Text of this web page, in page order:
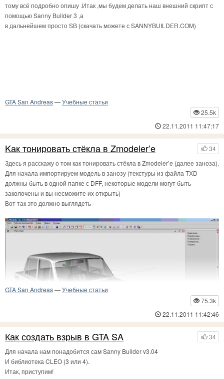
тому всё подробно опишу .Итак ,мы будем делать наш внешний скрипт с
помощью Sanny Builder 3 ,а
в дальнейшем просто SB (скачать можете с SANNYBUILDER.COM)
GTA San Andreas—Учебные статьи
25.5k
22.11.2011 11:47:17
34
Kак тонировать стёкла в Zmodeler’e
Здесь я расскажу о том как тонировать стёкла в Zmodeler’e (далее заноза).
Для начала импортируем модель в занозу (текстуры из файла TXD
должны быть в одной папке с DFF, некоторые модели могут быть
заколочены и вы несможите их открыть)
Вот так это должно выглядеть
GTA San Andreas—Учебные статьи
75.3k
22.11.2011 11:42:46
34
Как создать взрыв в GTA SA
Для начала нам понадобится сам Sanny Builder v3.04
И библиотека CLEO (3 или 4).
Итак, приступим!